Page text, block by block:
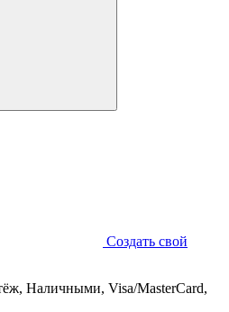
Создать свой
Наличными, Visa/MasterCard,